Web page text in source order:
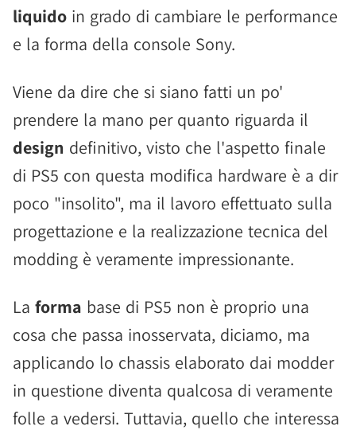
liquido in grado di cambiare le performance
e la forma della console Sony.
Viene da dire che si siano fatti un po'
prendere la mano per quanto riguarda il
design definitivo, visto che l'aspetto finale
di PS5 con questa modifica hardware è a dir
poco "insolito", ma il lavoro effettuato sulla
progettazione e la realizzazione tecnica del
modding è veramente impressionante.
La forma base di PS5 non è proprio una
cosa che passa inosservata, diciamo, ma
applicando lo chassis elaborato dai modder
in questione diventa qualcosa di veramente
folle a vedersi. Tuttavia, quello che interessa